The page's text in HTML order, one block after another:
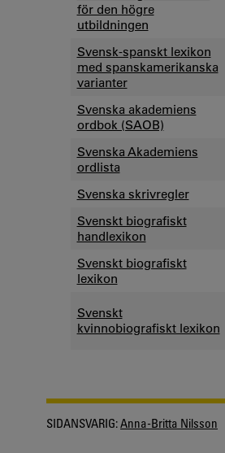
för den högre
utbildningen
Svensk-spanskt lexikon
med spanskamerikanska
varianter
Svenska akademiens
ordbok (SAOB)
Svenska Akademiens
ordlista
Svenska skrivregler
Svenskt biografiskt
handlexikon
Svenskt biografiskt
lexikon
Svenskt
kvinnobiografiskt lexikon
SIDANSVARIG: Anna-Britta Nilsson